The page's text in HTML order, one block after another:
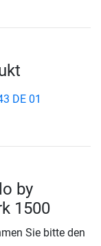
DE 01
by
1500
Sie bitte den